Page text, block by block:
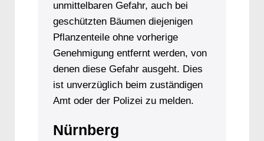
unmittelbaren Gefahr, auch bei
geschützten Bäumen diejenigen
Pflanzenteile ohne vorherige
Genehmigung entfernt werden, von
denen diese Gefahr ausgeht. Dies
ist unverzüglich beim zuständigen
Amt oder der Polizei zu melden.
Nürnberg